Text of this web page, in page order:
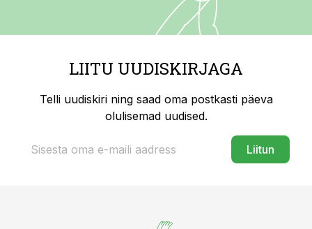
LIITU UUDISKIRJAGA
Telli uudiskiri ning saad oma postkasti päeva
olulisemad uudised.
Liitun